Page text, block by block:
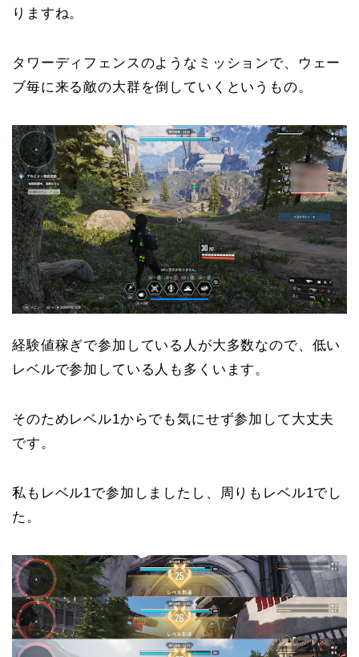
りますね。
タワーディフェンスのようなミッションで、ウェー
ブ毎に来る敵の大群を倒していくというもの。
経験値稼ぎで参加している人が大多数なので、低い
レベルで参加している人も多くいます。
そのためレベル1からでも気にせず参加して大丈夫
です。
私もレベル1で参加しましたし、周りもレベル1でし
た。